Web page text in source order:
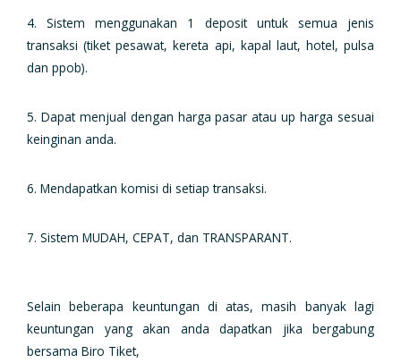
4. Sistem menggunakan 1 deposit untuk semua jenis
transaksi (tiket pesawat, kereta api, kapal laut, hotel, pulsa
dan ppob).
5. Dapat menjual dengan harga pasar atau up harga sesuai
keinginan anda.
6. Mendapatkan komisi di setiap transaksi.
7. Sistem MUDAH, CEPAT, dan TRANSPARANT.
Selain beberapa keuntungan di atas, masih banyak lagi
keuntungan yang akan anda dapatkan jika bergabung
bersama Biro Tiket,